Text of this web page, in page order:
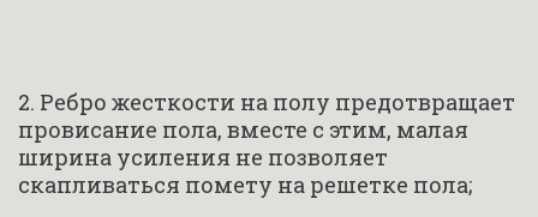
2. Ребро жесткости на полу предотвращает
провисание пола, вместе с этим, малая
ширина усиления не позволяет
скапливаться помету на решетке пола;